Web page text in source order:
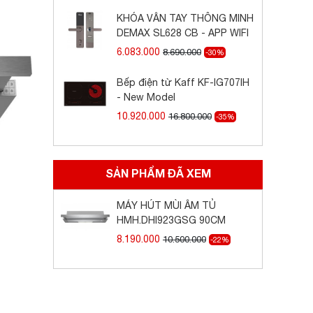
KHÓA VÂN TAY THÔNG MINH
DEMAX SL628 CB - APP WIFI
6.083.000 8.690.000 -30%
Bếp điện từ Kaff KF-IG707IH
- New Model
10.920.000 16.800.000 -35%
SẢN PHẨM ĐÃ XEM
MÁY HÚT MÙI ÂM TỦ
HMH.DHI923GSG 90CM
8.190.000 10.500.000 -22%